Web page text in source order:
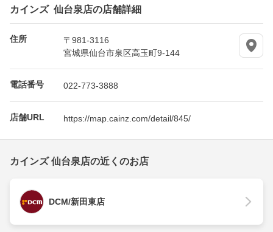
カインズ 仙台泉店の店舗詳細
住所
〒981-3116
宮城県仙台市泉区高玉町9-144
電話番号 022-773-3888
店舗URL https://map.cainz.com/detail/845/
カインズ 仙台泉店の近くのお店
DCM/新田東店